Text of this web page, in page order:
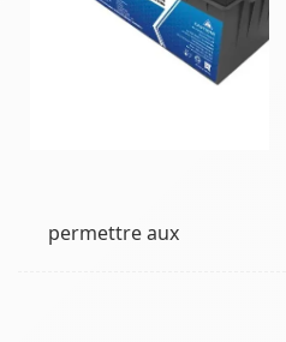
permettre aux